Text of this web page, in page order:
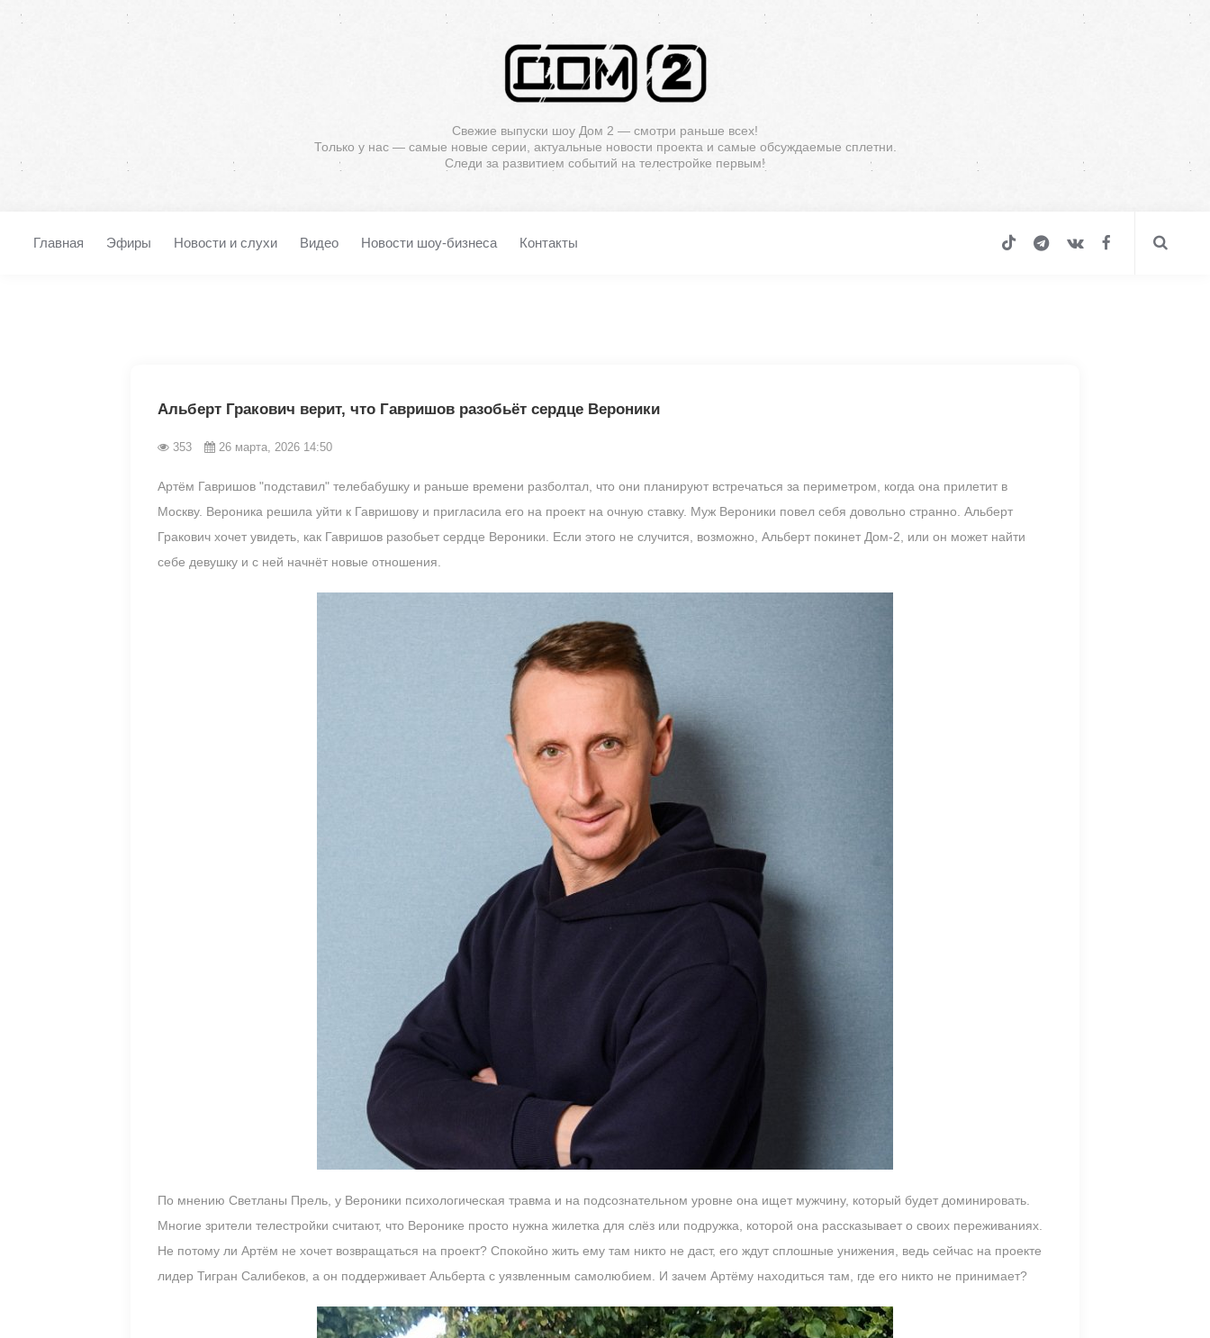
Свежие выпуски шоу Дом 2 — смотри раньше всех!
Только у нас — самые новые серии, актуальные новости проекта и самые обсуждаемые сплетни.
Следи за развитием событий на телестройке первым!
Главная Эфиры Новости и слухи Видео Новости шоу-бизнеса Контакты
Альберт Гракович верит, что Гавришов разобьёт сердце Вероники
353 26 марта, 2026 14:50
Артём Гавришов "подставил" телебабушку и раньше времени разболтал, что они планируют встречаться за периметром, когда она прилетит в
Москву. Вероника решила уйти к Гавришову и пригласила его на проект на очную ставку. Муж Вероники повел себя довольно странно. Альберт
Гракович хочет увидеть, как Гавришов разобьет сердце Вероники. Если этого не случится, возможно, Альберт покинет Дом-2, или он может найти
себе девушку и с ней начнёт новые отношения.
По мнению Светланы Прель, у Вероники психологическая травма и на подсознательном уровне она ищет мужчину, который будет доминировать.
Многие зрители телестройки считают, что Веронике просто нужна жилетка для слёз или подружка, которой она рассказывает о своих переживаниях.
Не потому ли Артём не хочет возвращаться на проект? Спокойно жить ему там никто не даст, его ждут сплошные унижения, ведь сейчас на проекте
лидер Тигран Салибеков, а он поддерживает Альберта с уязвленным самолюбием. И зачем Артёму находиться там, где его никто не принимает?